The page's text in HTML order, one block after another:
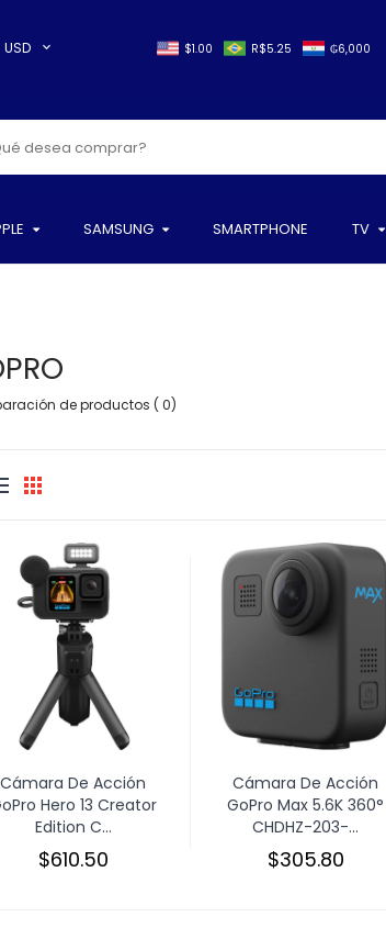
USD $1.00 ₲6,000
R$5.25
SAMSUNG SMARTPHONE TV
de productos ( 0)
Cámara De Acción
Hero 13 Creator
Edition C...
$610.50
Cámara De Acción
GoPro Max 5.6K 360°
CHDHZ-203-...
$305.80